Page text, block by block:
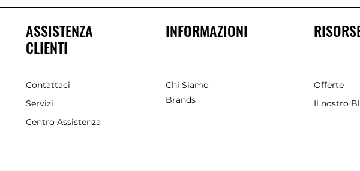
ASSISTENZA
CLIENTI
Contattaci
Servizi
Centro Assistenza
INFORMAZIONI
Chi Siamo
Brands
Offerte
Il nostro